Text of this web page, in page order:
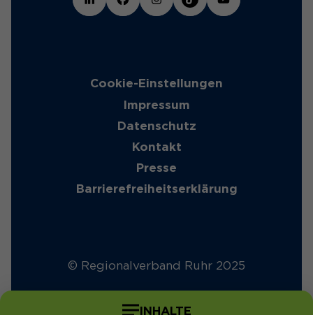
INHALTE
© Regionalverband Ruhr 2025
Cookie-Einstellungen
Impressum
Datenschutz
Kontakt
Presse
Barrierefreiheitserklärung